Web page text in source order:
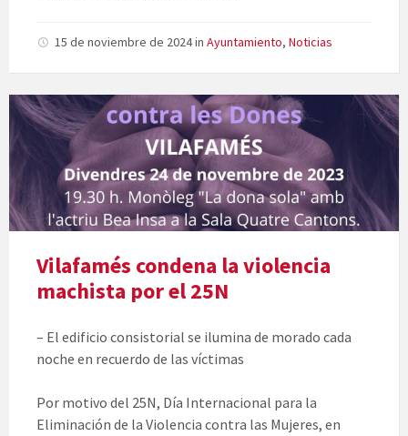
15 de noviembre de 2024in Ayuntamiento, Noticias
Vilafamés condena la violencia
machista por el 25N
– El edificio consistorial se ilumina de morado cada
noche en recuerdo de las víctimas
Por motivo del 25N, Día Internacional para la
Eliminación de la Violencia contra las Mujeres, en